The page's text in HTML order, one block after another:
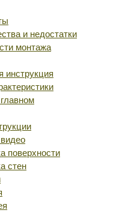
и недостатки
монтажа
инструкция
поверхности
стен